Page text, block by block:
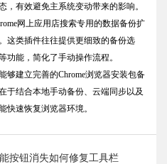
有效避免主系统变动带来的影响。
网上应用店搜索专用的数据备份扩
这类插件往往提供更细致的备份选
功能，简化了手动操作流程。
够建立完善的Chrome浏览器安装包备
于结合本地手动备份、云端同步以及
快速恢复浏览器环境。
按钮消失如何修复工具栏